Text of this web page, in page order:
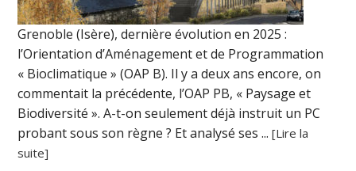
Grenoble (Isère), dernière évolution en 2025 :
l’Orientation d’Aménagement et de Programmation
« Bioclimatique » (OAP B). Il y a deux ans encore, on
commentait la précédente, l’OAP PB, « Paysage et
Biodiversité ». A-t-on seulement déjà instruit un PC
probant sous son règne ? Et analysé ses ...[Lire la
suite]